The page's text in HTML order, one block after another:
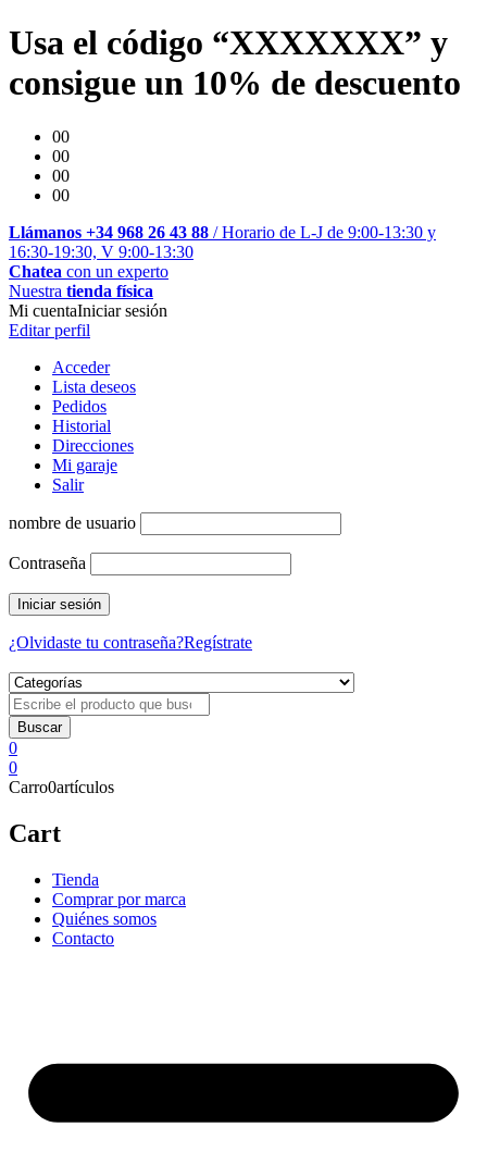
Usa el código “XXXXXXX” y
consigue un 10% de descuento
00
00
00
00
Llámanos +34 968 26 43 88 / Horario de L-J de 9:00-13:30 y
16:30-19:30, V 9:00-13:30
Chatea con un experto
Nuestra tienda física
Mi cuentaIniciar sesión
Editar perfil
Acceder
Lista deseos
Pedidos
Historial
Direcciones
Mi garaje
Salir
nombre de usuario
Contraseña
¿Olvidaste tu contraseña?Regístrate
0
0
Carro0artículos
Cart
Tienda
Comprar por marca
Quiénes somos
Contacto